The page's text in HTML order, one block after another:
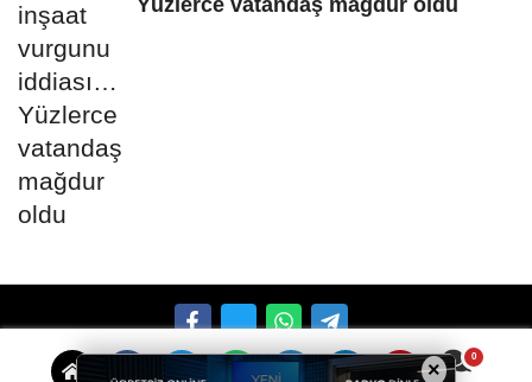
Yüzlerce vatandaş mağdur oldu
Künye İletişim Çerez Politikası Gizlilik İlkeleri
×